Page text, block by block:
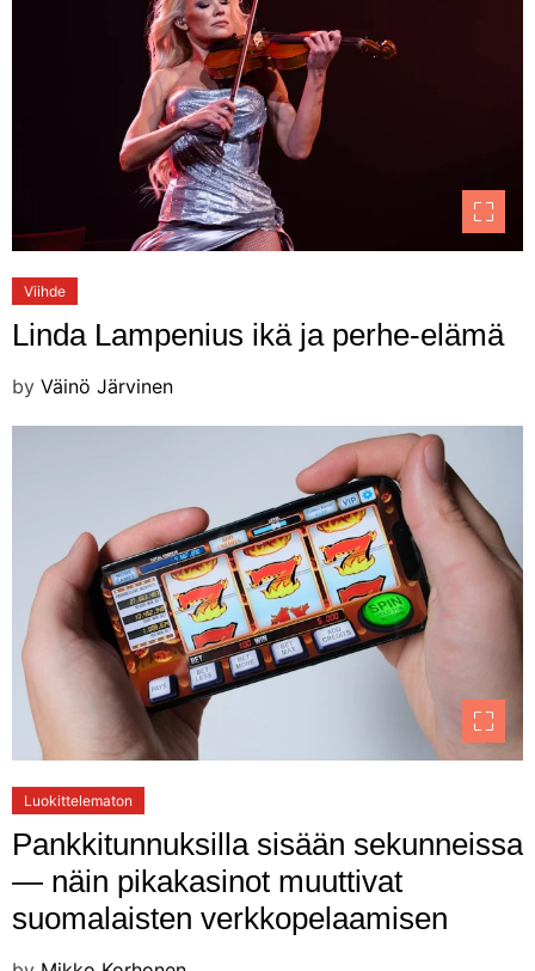
Viihde
Linda Lampenius ikä ja perhe-elämä
by Väinö Järvinen
Luokittelematon
Pankkitunnuksilla sisään sekunneissa
— näin pikakasinot muuttivat
suomalaisten verkkopelaamisen